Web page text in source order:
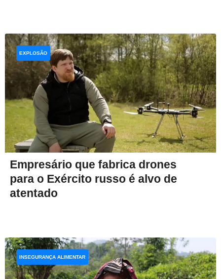
Empresário que fabrica drones
para o Exército russo é alvo de
atentado
EXPLOSÃO
INSEGURANÇA ALIMENTAR